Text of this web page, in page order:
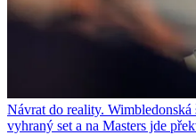
Návrat do reality.
vyhraný set a na Masters jde